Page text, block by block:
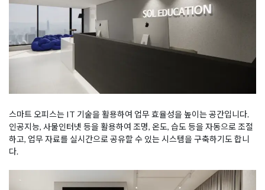
스마트 오피스는 IT 기술을 활용하여 업무 효율성을 높이는 공간입니다.
인공지능, 사물인터넷 등을 활용하여 조명, 온도, 습도 등을 자동으로 조절
하고, 업무 자료를 실시간으로 공유할 수 있는 시스템을 구축하기도 합니
다.